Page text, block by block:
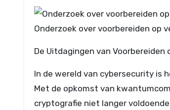
Onderzoek over voorbereiden
De Uitdagingen van
In de wereld van cybersecurity is
Met de opkomst van
cryptografie niet langer